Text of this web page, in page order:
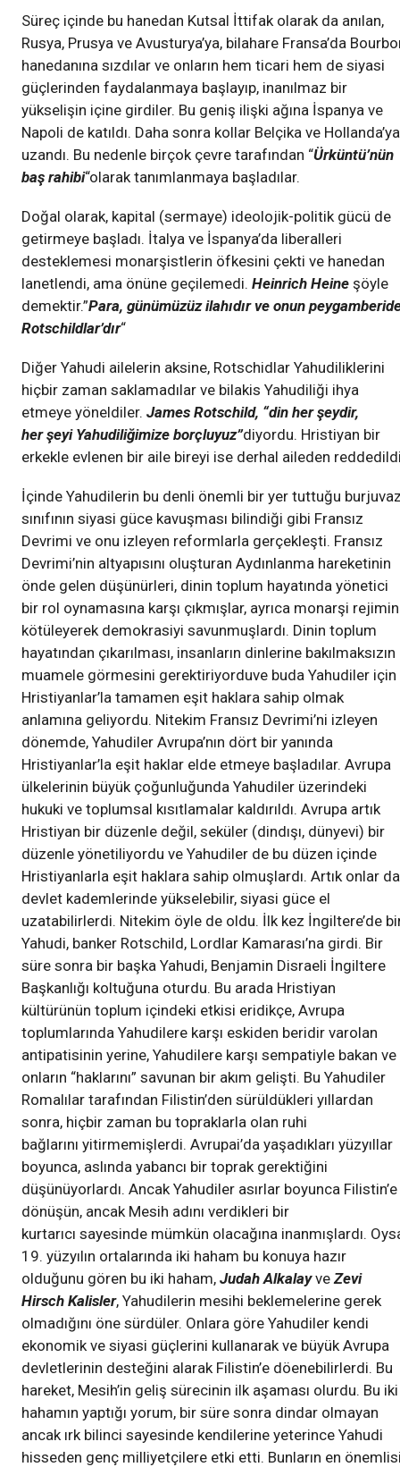
Süreç içinde bu hanedan Kutsal İttifak olarak da anılan,
Rusya, Prusya ve Avusturya’ya, bilahare Fransa’da
hanedanına sızdılar ve onların hem ticari hem de siyasi
güçlerinden faydalanmaya başlayıp, inanılmaz bir
yükselişin içine girdiler. Bu geniş ilişki ağına İspanya ve
Napoli de katıldı. Daha sonra kollar Belçika ve Hollanda’ya
uzandı. Bu nedenle birçok çevre tarafından “Ürküntü’nün
baş rahibi“olarak tanımlanmaya başladılar.
Doğal olarak, kapital (sermaye) ideolojik-politik gücü de
getirmeye başladı. İtalya ve İspanya’da liberalleri
desteklemesi monarşistlerin öfkesini çekti ve hanedan
lanetlendi, ama önüne geçilemedi. Heinrich Heine şöyle
demektir.”Para, günümüzüz ilahıdır ve onun
Rotschildlar’dır“
Diğer Yahudi ailelerin aksine, Rotschidlar Yahudiliklerini
hiçbir zaman saklamadılar ve bilakis Yahudiliği ihya
etmeye yöneldiler. James Rotschild, “din her şeydir,
her şeyi Yahudiliğimize borçluyuz”diyordu. Hristiyan bir
erkekle evlenen bir aile bireyi ise derhal aileden
İçinde Yahudilerin bu denli önemli bir yer tuttuğu
sınıfının siyasi güce kavuşması bilindiği gibi Fransız
Devrimi ve onu izleyen reformlarla gerçekleşti. Fransız
Devrimi’nin altyapısını oluşturan Aydınlanma hareketinin
önde gelen düşünürleri, dinin toplum hayatında yönetici
bir rol oynamasına karşı çıkmışlar, ayrıca monarşi
kötüleyerek demokrasiyi savunmuşlardı. Dinin toplum
hayatından çıkarılması, insanların dinlerine bakılmaksızın
muamele görmesini gerektiriyorduve buda Yahudiler için
Hristiyanlar’la tamamen eşit haklara sahip olmak
anlamına geliyordu. Nitekim Fransız Devrimi’ni izleyen
dönemde, Yahudiler Avrupa’nın dört bir yanında
Hristiyanlar’la eşit haklar elde etmeye başladılar. Avrupa
ülkelerinin büyük çoğunluğunda Yahudiler üzerindeki
hukuki ve toplumsal kısıtlamalar kaldırıldı. Avrupa artık
Hristiyan bir düzenle değil, seküler (dindışı, dünyevi) bir
düzenle yönetiliyordu ve Yahudiler de bu düzen içinde
Hristiyanlarla eşit haklara sahip olmuşlardı. Artık onlar da
devlet kademlerinde yükselebilir, siyasi güce el
uzatabilirlerdi. Nitekim öyle de oldu. İlk kez İngiltere’de
Yahudi, banker Rotschild, Lordlar Kamarası’na girdi. Bir
süre sonra bir başka Yahudi, Benjamin Disraeli İngiltere
Başkanlığı koltuğuna oturdu. Bu arada Hristiyan
kültürünün toplum içindeki etkisi eridikçe, Avrupa
toplumlarında Yahudilere karşı eskiden beridir varolan
antipatisinin yerine, Yahudilere karşı sempatiyle bakan ve
onların “haklarını” savunan bir akım gelişti. Bu Yahudiler
Romalılar tarafından Filistin’den sürüldükleri yıllardan
sonra, hiçbir zaman bu topraklarla olan ruhi
bağlarını yitirmemişlerdi. Avrupai’da yaşadıkları yüzyıllar
boyunca, aslında yabancı bir toprak gerektiğini
düşünüyorlardı. Ancak Yahudiler asırlar boyunca Filistin’e
dönüşün, ancak Mesih adını verdikleri bir
kurtarıcı sayesinde mümkün olacağına inanmışlardı.
19. yüzyılın ortalarında iki haham bu konuya hazır
olduğunu gören bu iki haham, Judah AlkalayveZevi
Hirsch Kalisler, Yahudilerin mesihi beklemelerine gerek
olmadığını öne sürdüler. Onlara göre Yahudiler kendi
ekonomik ve siyasi güçlerini kullanarak ve büyük Avrupa
devletlerinin desteğini alarak Filistin’e döenebilirlerdi. Bu
hareket, Mesih’in geliş sürecinin ilk aşaması olurdu. Bu iki
hahamın yaptığı yorum, bir süre sonra dindar olmayan
ancak ırk bilinci sayesinde kendilerine yeterince Yahudi
hisseden genç milliyetçilere etki etti. Bunların en